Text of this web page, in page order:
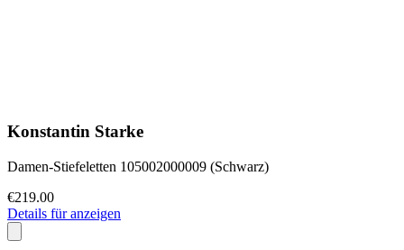
Konstantin Starke
Damen-Stiefeletten 105002000009 (Schwarz)
€219.00
Details für anzeigen